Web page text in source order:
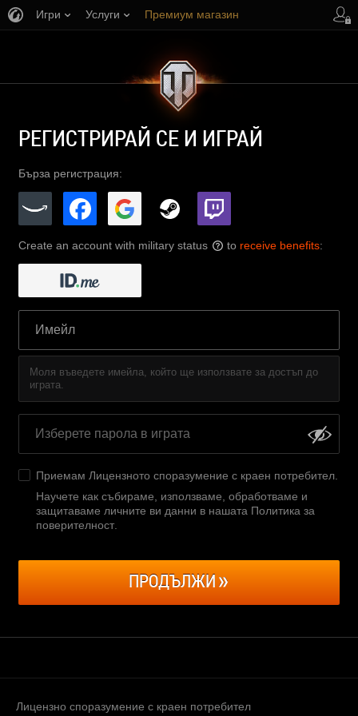
Игри Услуги Премиум магазин
РЕГИСТРИРАЙ СЕ И ИГРАЙ
Бърза регистрация:
Create an account with military status ? to receive benefits:
Моля въведете имейла, който ще използвате за достъп до
играта.
Приемам Лицензното споразумение с краен потребител
Научете как събираме, използваме, обработваме и
защитаваме личните ви данни в нашата Политика за
поверителност
ПРОДЪЛЖИ
Лицензно споразумение с краен потребител